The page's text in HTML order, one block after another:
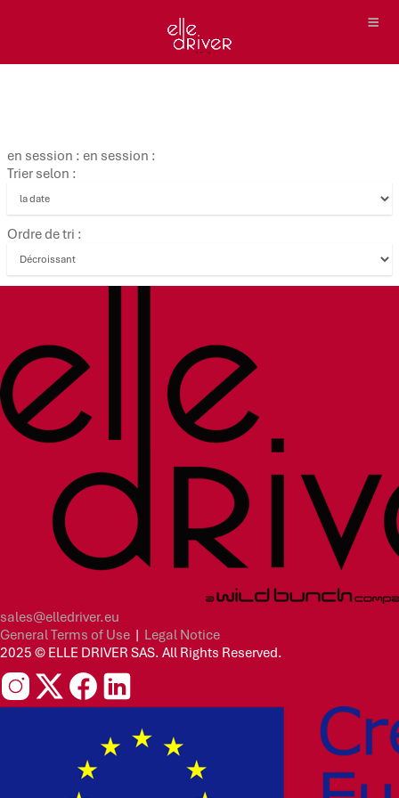
en session : en session :
Trier selon :
Ordre de tri :
sales@elledriver.eu
General Terms of Use | Legal Notice
2025 © ELLE DRIVER SAS. All Rights Reserved.